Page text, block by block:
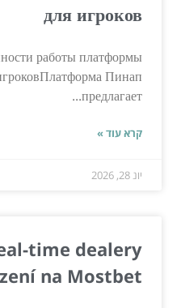
для игроков
работы платформы
Пинап
предлагает...
קרא עוד »
יונ 28, 2026
time dealery
na Mostbet